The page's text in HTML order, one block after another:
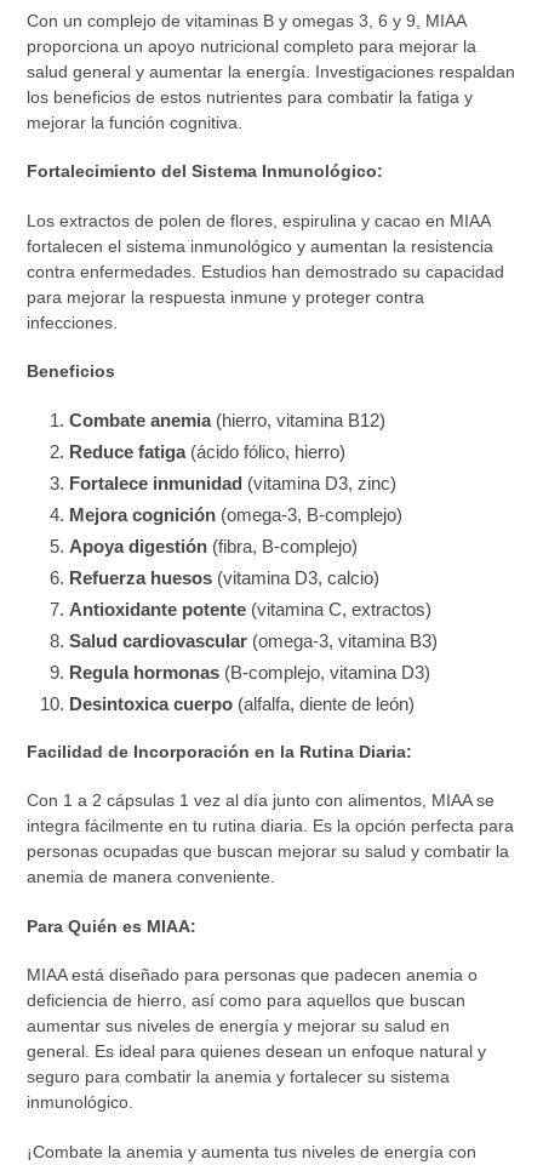
Con un complejo de vitaminas B y omegas 3, 6 y 9, MIAA
proporciona un apoyo nutricional completo para mejorar la
salud general y aumentar la energía. Investigaciones respaldan
los beneficios de estos nutrientes para combatir la fatiga y
mejorar la función cognitiva.
Fortalecimiento del Sistema Inmunológico:
Los extractos de polen de flores, espirulina y cacao en MIAA
fortalecen el sistema inmunológico y aumentan la resistencia
contra enfermedades. Estudios han demostrado su capacidad
para mejorar la respuesta inmune y proteger contra
infecciones.
Beneficios
Combate anemia(hierro, vitamina B12)
Reduce fatiga(ácido fólico, hierro)
Fortalece inmunidad (vitamina D3, zinc)
Mejora cognición (omega-3, B-complejo)
Apoya digestión (fibra, B-complejo)
Refuerza huesos (vitamina D3, calcio)
Antioxidante potente (vitamina C, extractos)
Salud cardiovascular (omega-3, vitamina B3)
Regula hormonas (B-complejo, vitamina D3)
Desintoxica cuerpo (alfalfa, diente de león)
Facilidad de Incorporación en la Rutina Diaria:
Con 1 a 2 cápsulas 1 vez al día junto con alimentos, MIAA se
integra fácilmente en tu rutina diaria. Es la opción perfecta para
personas ocupadas que buscan mejorar su salud y combatir la
anemia de manera conveniente.
Para Quién es MIAA:
MIAA está diseñado para personas que padecen anemia o
deficiencia de hierro, así como para aquellos que buscan
aumentar sus niveles de energía y mejorar su salud en
general. Es ideal para quienes desean un enfoque natural y
seguro para combatir la anemia y fortalecer su sistema
inmunológico.
¡Combate la anemia y aumenta tus niveles de energía con